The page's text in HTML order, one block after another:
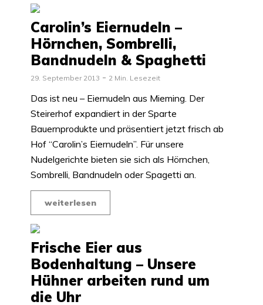
Carolin’s Eiernudeln –
Hörnchen, Sombrelli,
Bandnudeln & Spaghetti
29. September 2013 2 Min. Lesezeit
Das ist neu – Eiernudeln aus Mieming. Der
Steirerhof expandiert in der Sparte
Bauernprodukte und präsentiert jetzt frisch ab
Hof “Carolin’s Eiernudeln”. Für unsere
Nudelgerichte bieten sie sich als Hörnchen,
Sombrelli, Bandnudeln oder Spagetti an.
weiterlesen
Frische Eier aus
Bodenhaltung – Unsere
Hühner arbeiten rund um
die Uhr